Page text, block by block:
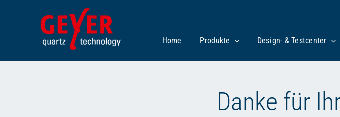
Home Produkte Design- & Testcenter
Danke für